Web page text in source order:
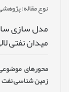
نوع مقاله: پژوهشی
میدان نفتی
محورهای موضوعی
زمین شناسی نفت